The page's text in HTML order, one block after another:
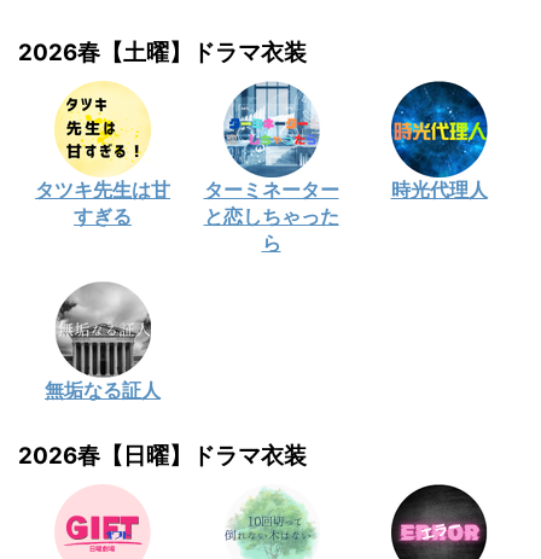
2026春【土曜】ドラマ衣装
タツキ先生は甘
すぎる
ターミネーター
と恋しちゃった
ら
時光代理人
無垢なる証人
2026春【日曜】ドラマ衣装